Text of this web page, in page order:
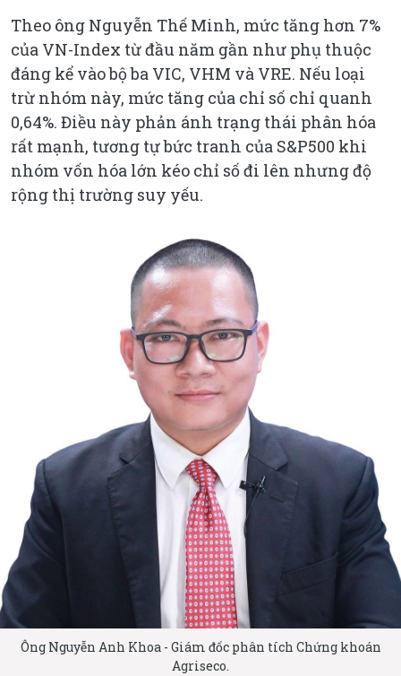
Theo ông Nguyễn Thế Minh, mức tăng hơn 7%
của VN-Index từ đầu năm gần như phụ thuộc
đáng kể vào bộ ba VIC, VHM và VRE. Nếu loại
trừ nhóm này, mức tăng của chỉ số chỉ quanh
0,64%. Điều này phản ánh trạng thái phân hóa
rất mạnh, tương tự bức tranh của S&P500 khi
nhóm vốn hóa lớn kéo chỉ số đi lên nhưng độ
rộng thị trường suy yếu.
Ông Nguyễn Anh Khoa - Giám đốc phân tích Chứng khoán
Agriseco.